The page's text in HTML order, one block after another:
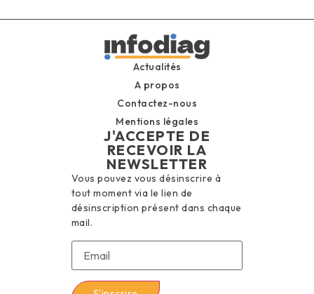
Actualités
A propos
Contactez-nous
Mentions légales
J'ACCEPTE DE
RECEVOIR LA
NEWSLETTER
Vous pouvez vous désinscrire à
tout moment via le lien de
désinscription présent dans chaque
mail.